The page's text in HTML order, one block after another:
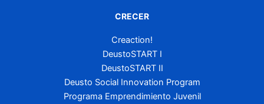
CRECER
Creaction!
DeustoSTART I
DeustoSTART II
Deusto Social Innovation Program
Programa Emprendimiento Juvenil